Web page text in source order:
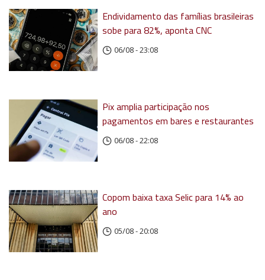
Endividamento das famílias brasileiras
sobe para 82%, aponta CNC
06/08 - 23:08
Pix amplia participação nos
pagamentos em bares e restaurantes
06/08 - 22:08
Copom baixa taxa Selic para 14% ao
ano
05/08 - 20:08